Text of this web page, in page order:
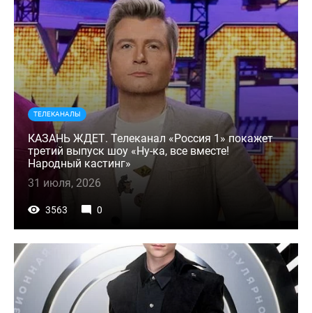
ТЕЛЕКАНАЛЫ
КАЗАНЬ ЖДЕТ. Телеканал «Россия 1» покажет
третий выпуск шоу «Ну-ка, все вместе!
Народный кастинг»
31 июля, 2026
3563 0